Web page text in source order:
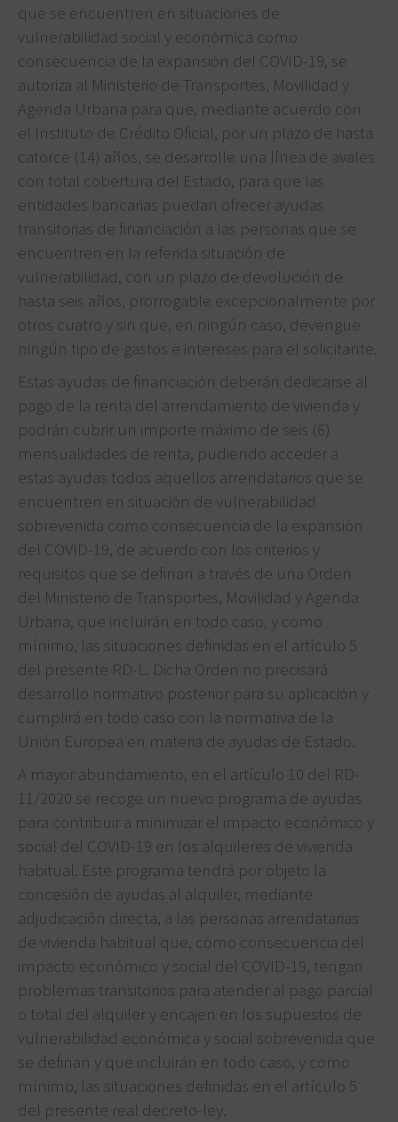
que se encuentren en situaciones de
vulnerabilidad social y económica como
consecuencia de la expansión del COVID-19, se
autoriza al Ministerio de Transportes, Movilidad y
Agenda Urbana para que, mediante acuerdo con
el Instituto de Crédito Oficial, por un plazo de hasta
catorce (14) años, se desarrolle una línea de avales
con total cobertura del Estado, para que las
entidades bancarias puedan ofrecer ayudas
transitorias de financiación a las personas que se
encuentren en la referida situación de
vulnerabilidad, con un plazo de devolución de
hasta seis años, prorrogable excepcionalmente por
otros cuatro y sin que, en ningún caso, devengue
ningún tipo de gastos e intereses para el solicitante.
Estas ayudas de financiación deberán dedicarse al
pago de la renta del arrendamiento de vivienda y
podrán cubrir un importe máximo de seis (6)
mensualidades de renta, pudiendo acceder a
estas ayudas todos aquellos arrendatarios que se
encuentren en situación de vulnerabilidad
sobrevenida como consecuencia de la expansión
del COVID-19, de acuerdo con los criterios y
requisitos que se definan a través de una Orden
del Ministerio de Transportes, Movilidad y Agenda
Urbana, que incluirán en todo caso, y como
mínimo, las situaciones definidas en el artículo 5
del presente RD-L. Dicha Orden no precisará
desarrollo normativo posterior para su aplicación y
cumplirá en todo caso con la normativa de la
Unión Europea en materia de ayudas de Estado.
A mayor abundamiento, en el artículo 10 del RD-
11/2020 se recoge un nuevo programa de ayudas
para contribuir a minimizar el impacto económico y
social del COVID-19 en los alquileres de vivienda
habitual. Este programa tendrá por objeto la
concesión de ayudas al alquiler, mediante
adjudicación directa, a las personas arrendatarias
de vivienda habitual que, como consecuencia del
impacto económico y social del COVID-19, tengan
problemas transitorios para atender al pago parcial
o total del alquiler y encajen en los supuestos de
vulnerabilidad económica y social sobrevenida que
se definan y que incluirán en todo caso, y como
mínimo, las situaciones definidas en el artículo 5
del presente real decreto-ley.